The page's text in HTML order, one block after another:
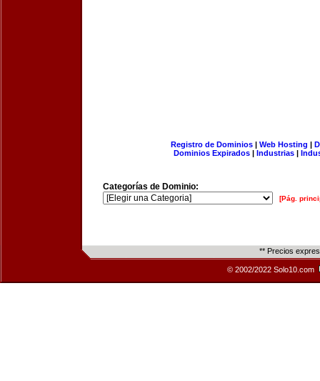
Registro de Dominios| Web Hosting |
Dominios Expirados | Industrias |
Categorías de Dominio:
[Pág.
** Precios
© 2002/2022 Solo10.com